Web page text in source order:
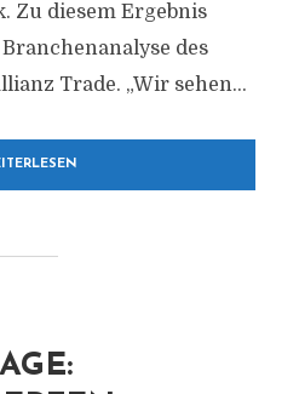
Zu diesem Ergebnis
des
Trade. „Wir sehen...